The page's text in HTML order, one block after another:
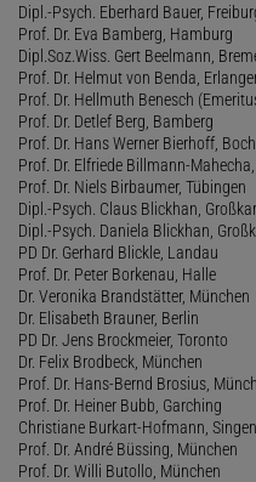
Dipl.-Psych. Eberhard Bauer,
Prof. Dr. Eva Bamberg, Hamburg
Dipl.Soz.Wiss. Gert Beelmann,
Prof. Dr. Helmut von Benda,
Prof. Dr. Hellmuth Benesch
Prof. Dr. Detlef Berg, Bamberg
Prof. Dr. Hans Werner Bierhoff,
Prof. Dr. Elfriede Billmann-
Prof. Dr. Niels Birbaumer, Tübingen
Dipl.-Psych. Claus Blickhan,
Dipl.-Psych. Daniela Blickhan,
PD Dr. Gerhard Blickle, Landau
Prof. Dr. Peter Borkenau, Halle
Dr. Veronika Brandstätter, München
Dr. Elisabeth Brauner, Berlin
PD Dr. Jens Brockmeier, Toronto
Dr. Felix Brodbeck, München
Prof. Dr. Hans-Bernd Brosius,
Prof. Dr. Heiner Bubb, Garching
Christiane Burkart-Hofmann, Singen
Prof. Dr. André Büssing, München
Prof. Dr. Willi Butollo, München